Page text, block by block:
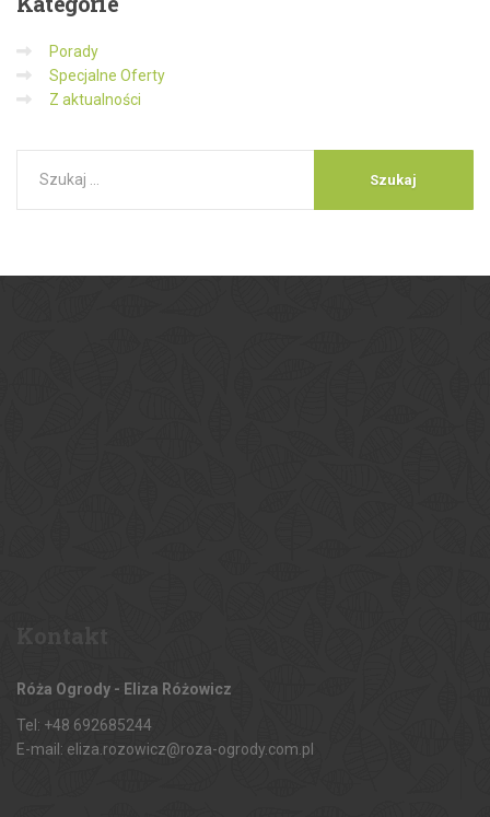
Porady
Specjalne Oferty
Z aktualności
Róża Ogrody - Eliza Różowicz
Tel: +48 692685244
E-mail: eliza.rozowicz@roza-ogrody.com.pl